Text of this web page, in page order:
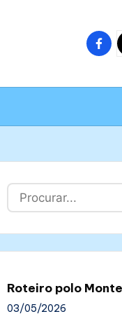
–
Nós
X
–
Buscar
Roteiro polo
03/05/2026